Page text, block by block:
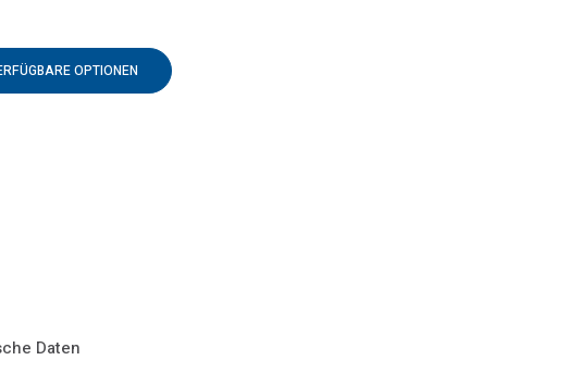
OPTIONEN
Daten